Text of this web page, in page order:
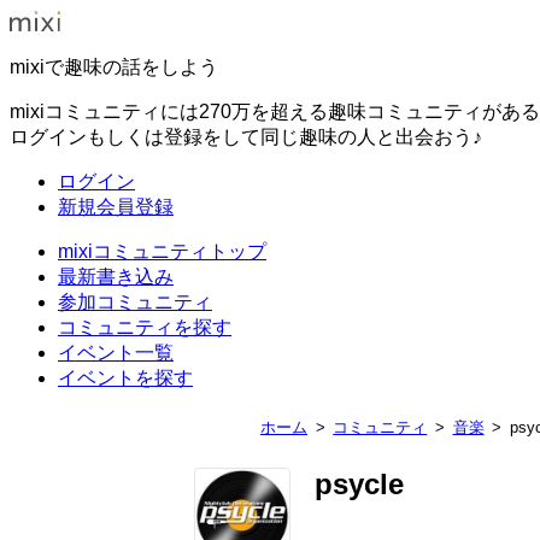
mixiで趣味の話をしよう
mixiコミュニティには270万を超える趣味コミュニティがある
ログインもしくは登録をして同じ趣味の人と出会おう♪
ログイン
新規会員登録
mixiコミュニティトップ
最新書き込み
参加コミュニティ
コミュニティを探す
イベント一覧
イベントを探す
ホーム コミュニティ 音楽
psycle